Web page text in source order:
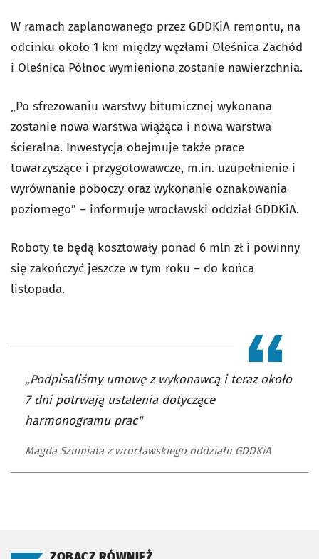
W ramach zaplanowanego przez GDDKiA remontu, na
odcinku około 1 km między węzłami Oleśnica Zachód
i Oleśnica Północ wymieniona zostanie nawierzchnia.
„Po sfrezowaniu warstwy bitumicznej wykonana
zostanie nowa warstwa wiążąca i nowa warstwa
ścieralna. Inwestycja obejmuje także prace
towarzyszące i przygotowawcze, m.in. uzupełnienie i
wyrównanie poboczy oraz wykonanie oznakowania
poziomego” – informuje wrocławski oddział GDDKiA.
Roboty te będą kosztowały ponad 6 mln zł i powinny
się zakończyć jeszcze w tym roku – do końca
listopada.
„Podpisaliśmy umowę z wykonawcą i teraz około
7 dni potrwają ustalenia dotyczące
harmonogramu prac"
Magda Szumiata z wrocławskiego oddziału GDDKiA